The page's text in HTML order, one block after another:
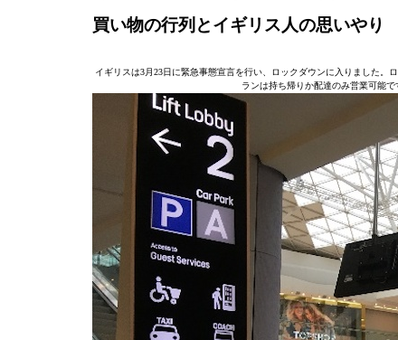
買い物の行列とイギリス人の思いやり
イギリスは3月23日に緊急事態宣言を行い、ロックダウンに入りました
ランは持ち帰りか配達のみ営業可能